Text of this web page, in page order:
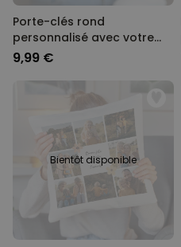
Porte-clés rond
personnalisé avec votre
animal de compagnie
9,99 €
Bientôt disponible